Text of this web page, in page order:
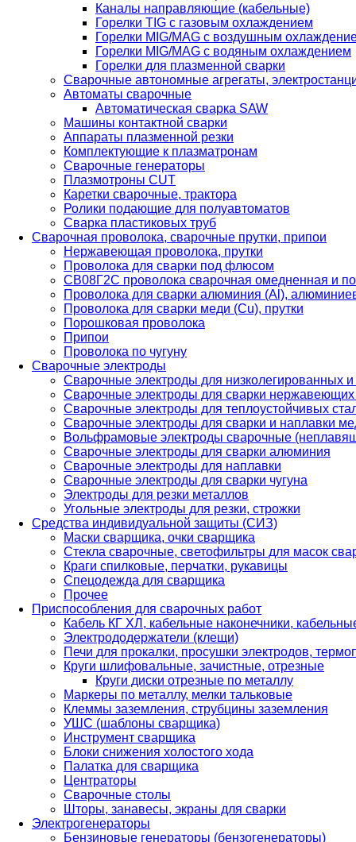
Каналы направляющие (кабельные)
Горелки TIG с газовым охлаждением
Горелки MIG/MAG с воздушным
Горелки MIG/MAG с водяным охлаждением
Горелки для плазменной сварки
Сварочные автономные агрегаты,
Автоматы сварочные
Автоматическая сварка SAW
Машины контактной сварки
Аппараты плазменной резки
Комплектующие к плазматронам
Сварочные генераторы
Плазмотроны CUT
Каретки сварочные, трактора
Ролики подающие для полуавтоматов
Сварка пластиковых труб
Сварочная проволока, сварочные прутки, припои
Нержавеющая проволока, прутки
Проволока для сварки под флюсом
СВ08Г2С проволока сварочная омедненная и
Проволока для сварки алюминия (Al),
Проволока для сварки меди (Cu), прутки
Порошковая проволока
Припои
Проволока по чугуну
Сварочные электроды
Сварочные электроды для низколегированных и
Сварочные электроды для сварки
Сварочные электроды для теплоустойчивых
Сварочные электроды для сварки и наплавки
Вольфрамовые электроды сварочные
Сварочные электроды для сварки алюминия
Сварочные электроды для наплавки
Сварочные электроды для сварки чугуна
Электроды для резки металлов
Угольные электроды для резки, строжки
Средства индивидуальной защиты (СИЗ)
Маски сварщика, очки сварщика
Стекла сварочные, светофильтры для масок
Краги спилковые, перчатки, рукавицы
Спецодежда для сварщика
Прочее
Приспособления для сварочных работ
Кабель КГ ХЛ, кабельные наконечники,
Электрододержатели (клещи)
Печи для прокалки, просушки электродов,
Круги шлифовальные, зачистные, отрезные
Круги диски отрезные по металлу
Маркеры по металлу, мелки тальковые
Клеммы заземления, струбцины заземления
УШС (шаблоны сварщика)
Инструмент сварщика
Блоки снижения холостого хода
Палатка для сварщика
Центраторы
Сварочные столы
Шторы, занавесы, экраны для сварки
Электрогенераторы
Бензиновые генераторы (бензогенераторы)